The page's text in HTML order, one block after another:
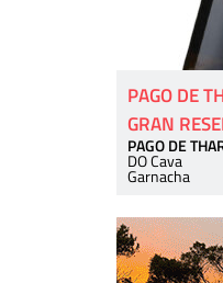
PAGO DE
GRAN
PAGO DE
DO Cava
Garnacha